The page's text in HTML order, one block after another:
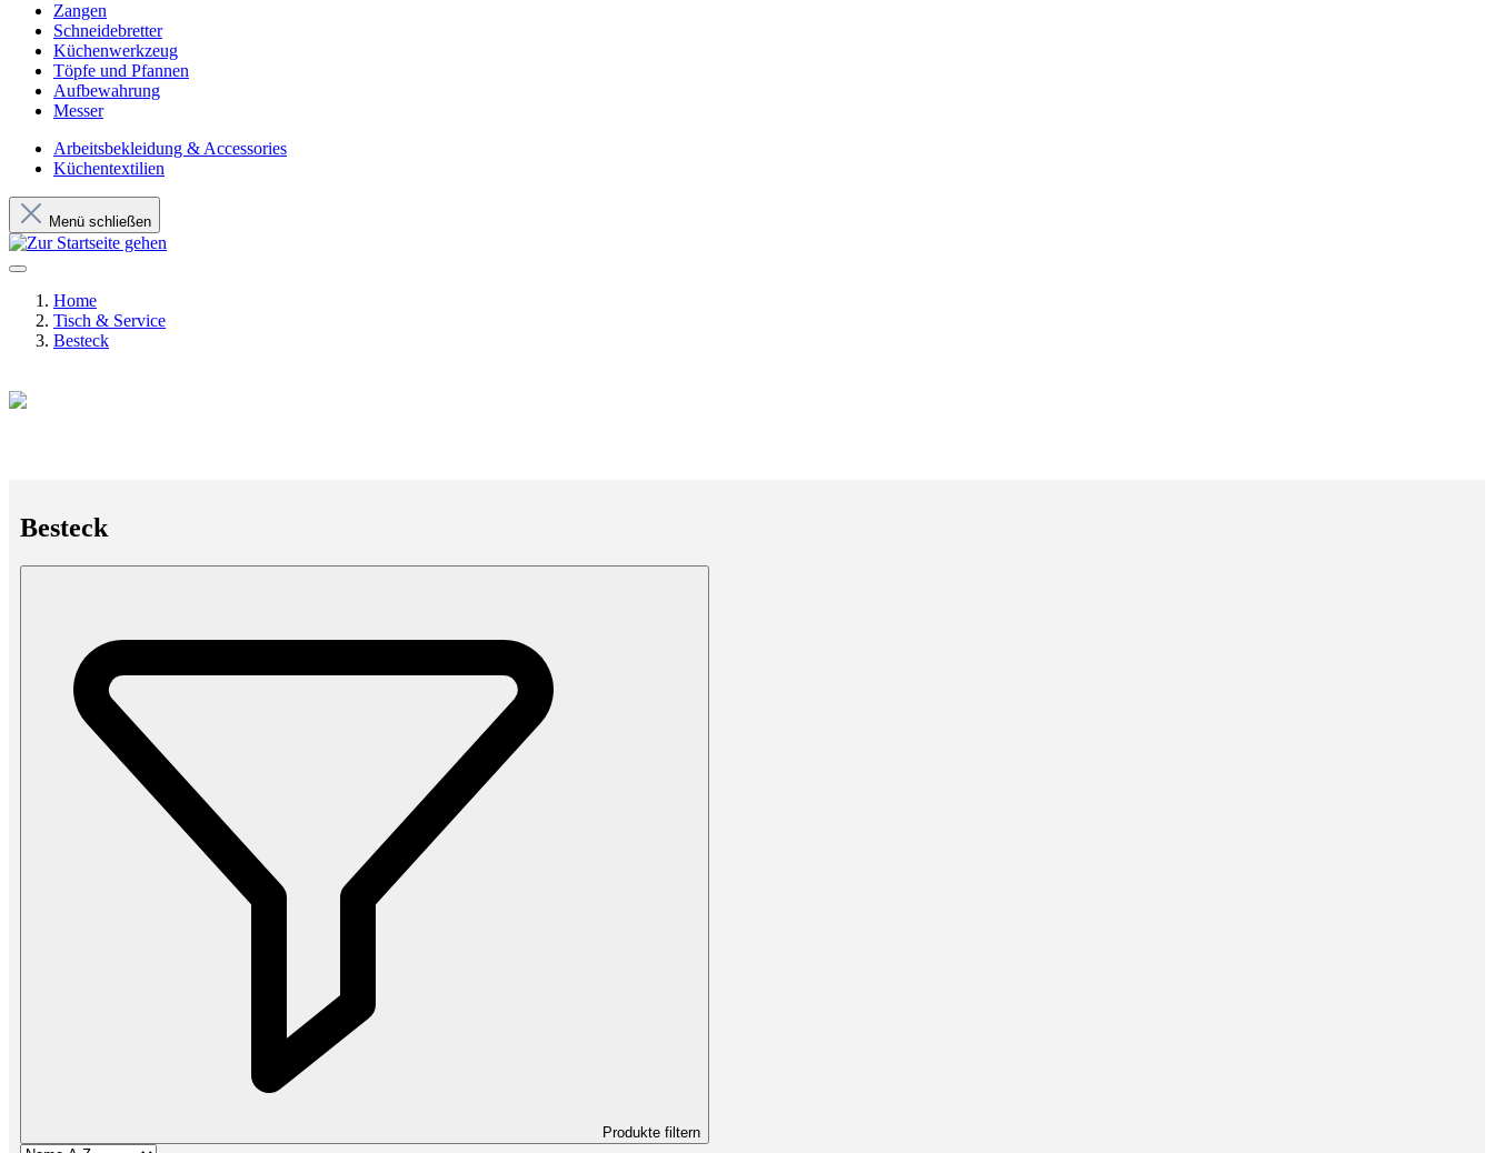
Zangen
Schneidebretter
Küchenwerkzeug
Töpfe und Pfannen
Aufbewahrung
Messer
Arbeitsbekleidung & Accessories
Küchentextilien
Menü schließen
Home
Tisch & Service
Besteck
Besteck
Produkte filtern